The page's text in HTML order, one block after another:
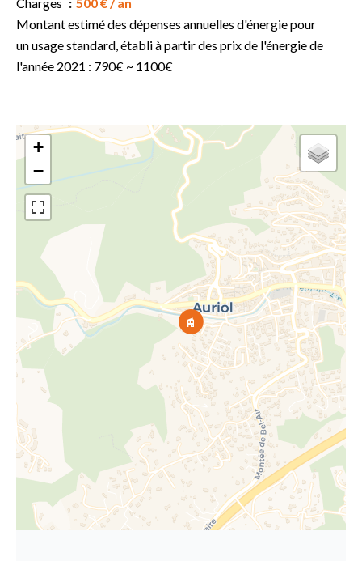
Montant estimé des dépenses annuelles d'énergie pour
un usage standard, établi à partir des prix de l'énergie de
l'année 2021 : 790€ ~ 1100€
+
−